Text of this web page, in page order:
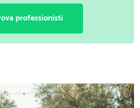
professionisti